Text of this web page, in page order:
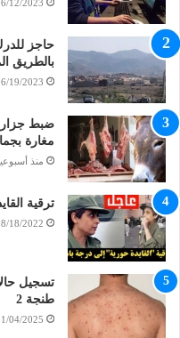
12/2023
حاجز
بالطريق
19/2023
ضبط جزار
مغارة
منذ
ترقية
18/2022
تسجيل
طنجة 2
04/2025